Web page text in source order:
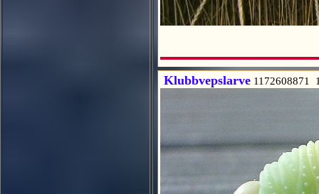
Klubbvepslarve 1172608871